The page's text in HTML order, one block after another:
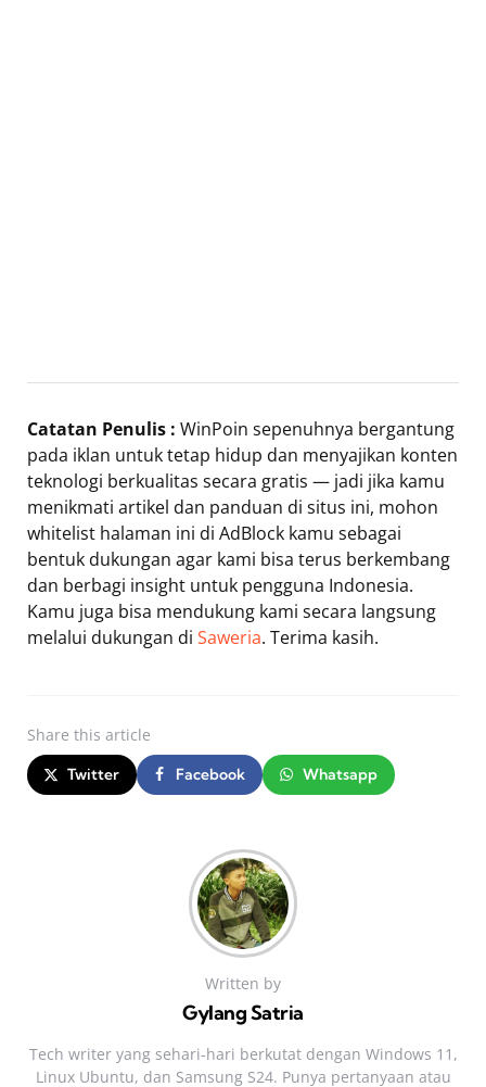
Catatan Penulis : WinPoin sepenuhnya bergantung
pada iklan untuk tetap hidup dan menyajikan konten
teknologi berkualitas secara gratis — jadi jika kamu
menikmati artikel dan panduan di situs ini, mohon
whitelist halaman ini di AdBlock kamu sebagai
bentuk dukungan agar kami bisa terus berkembang
dan berbagi insight untuk pengguna Indonesia.
Kamu juga bisa mendukung kami secara langsung
melalui dukungan di Saweria. Terima kasih.
Share this article
Twitter Facebook Whatsapp
Written by
Gylang Satria
Tech writer yang sehari‑hari berkutat dengan Windows 11,
Linux Ubuntu, dan Samsung S24. Punya pertanyaan atau